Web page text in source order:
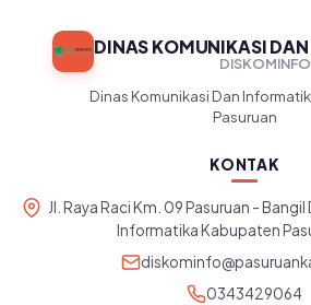
DINAS KOMUNIKASI
DISKOMINFO
Dinas Komunikasi Dan
Pasuruan
KONTAK
Jl. Raya Raci Km. 09 Pasuruan -
Informatika Kabupaten
0343429064